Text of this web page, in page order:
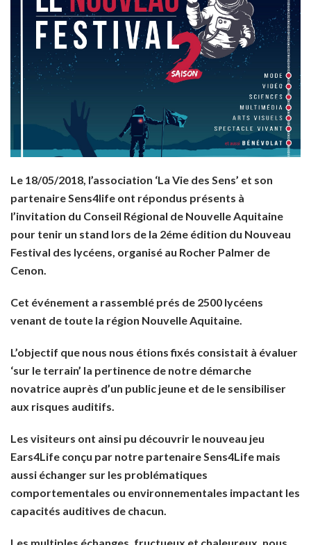
Le 18/05/2018, l’association ‘La Vie des Sens’ et son
partenaire Sens4life ont répondus présents à
l’invitation du Conseil Régional de Nouvelle Aquitaine
pour tenir un stand lors de la 2éme édition du Nouveau
Festival des lycéens, organisé au Rocher Palmer de
Cenon.
Cet événement a rassemblé prés de 2500 lycéens
venant de toute la région Nouvelle Aquitaine.
L’objectif que nous nous étions fixés consistait à évaluer
‘sur le terrain’ la pertinence de notre démarche
novatrice auprès d’un public jeune et de le sensibiliser
aux risques auditifs.
Les visiteurs ont ainsi pu découvrir le nouveau jeu
Ears4Life conçu par notre partenaire Sens4Life mais
aussi échanger sur les problématiques
comportementales ou environnementales impactant les
capacités auditives de chacun.
Les multiples échanges, fructueux et chaleureux, nous